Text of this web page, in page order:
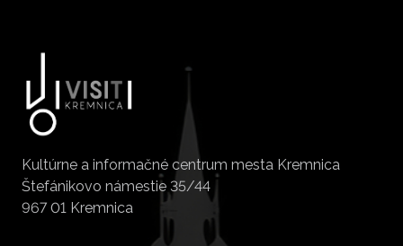
Kultúrne a informačné centrum mesta Kremnica
Štefánikovo námestie 35/44
967 01 Kremnica